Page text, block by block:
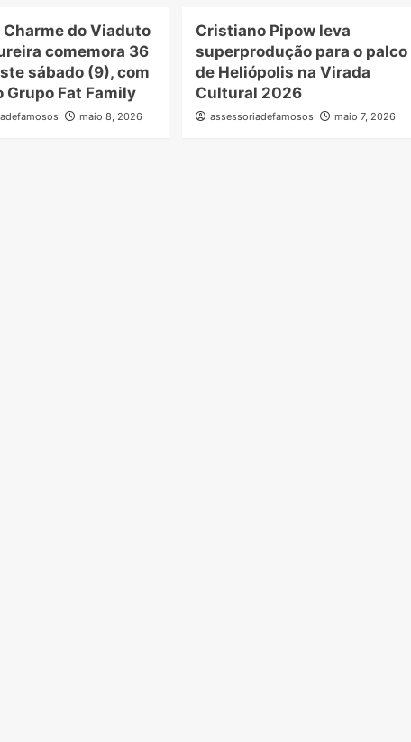
Charme do Viaduto
comemora 36
sábado (9), com
Grupo Fat Family
maio 8, 2026
Cristiano Pipow leva
superprodução para o palco
de Heliópolis na Virada
Cultural 2026
assessoriadefamosos maio 7, 2026